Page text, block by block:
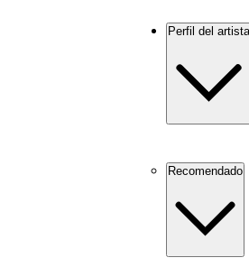
Perfil del artista
Recomendado